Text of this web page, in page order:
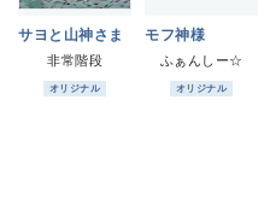
サヨと山神さま
非常階段
オリジナル
モフ神様
ふぁんしー☆
オリジナル